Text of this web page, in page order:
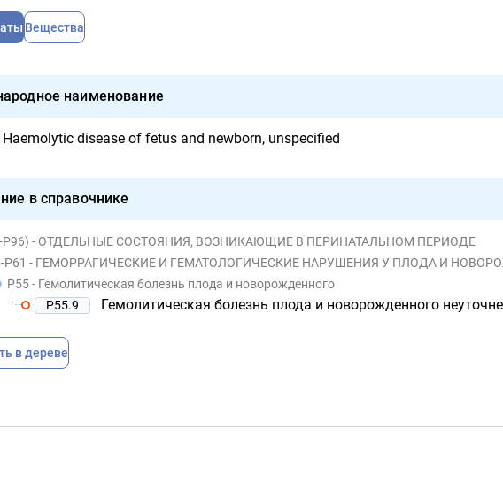
Вещества
наименование
Haemolytic disease of fetus and newborn, unspecified
в справочнике
P96) - ОТДЕЛЬНЫЕ СОСТОЯНИЯ, ВОЗНИКАЮЩИЕ В ПЕРИНАТАЛЬНОМ ПЕРИОДЕ
P61 - ГЕМОРРАГИЧЕСКИЕ И ГЕМАТОЛОГИЧЕСКИЕ НАРУШЕНИЯ У ПЛОДА И
P55 - Гемолитическая болезнь плода и новорожденного
P55.9
Гемолитическая болезнь плода и новорожденного
в дереве